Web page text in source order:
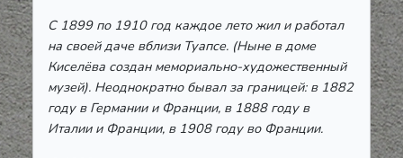
С 1899 по 1910 год каждое лето жил и работал
на своей даче вблизи Туапсе. (Ныне в доме
Киселёва создан мемориально-художественный
музей). Неоднократно бывал за границей: в 1882
году в Германии и Франции, в 1888 году в
Италии и Франции, в 1908 году во Франции.